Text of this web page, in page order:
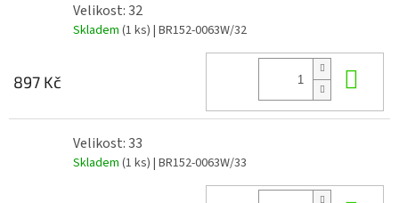
Velikost: 32
Skladem (1 ks) | BR152-0063W/32
897 Kč
Velikost: 33
Skladem (1 ks) | BR152-0063W/33